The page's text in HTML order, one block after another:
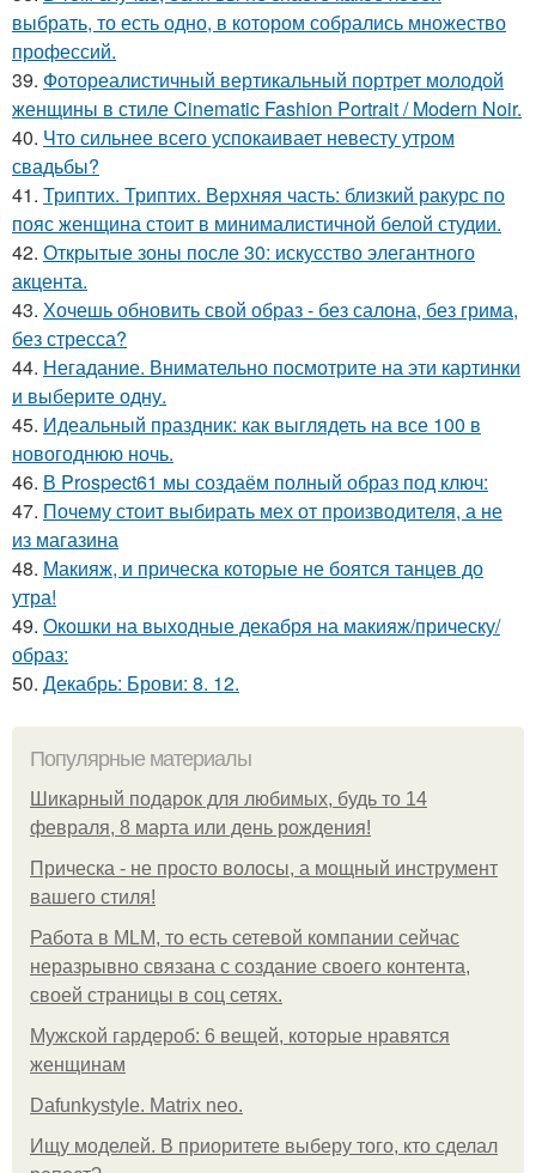
выбрать, то есть одно, в котором собрались множество
профессий.
39. Фотореалистичный вертикальный портрет молодой
женщины в стиле Cinematic Fashion Portrait / Modern Noir.
40. Что сильнее всего успокаивает невесту утром
свадьбы?
41. Триптих. Триптих. Верхняя часть: близкий ракурс по
пояс женщина стоит в минималистичной белой студии.
42. Открытые зоны после 30: искусство элегантного
акцента.
43. Хочешь обновить свой образ - без салона, без грима,
без стресса?
44. Негадание. Внимательно посмотрите на эти картинки
и выберите одну.
45. Идеальный праздник: как выглядеть на все 100 в
новогоднюю ночь.
46. В Prospect61 мы создаём полный образ под ключ:
47. Почему стоит выбирать мех от производителя, а не
из магазина
48. Макияж, и прическа которые не боятся танцев до
утра!
49. Окошки на выходные декабря на макияж/прическу/
образ:
50. Декабрь: Брови: 8. 12.
Популярные материалы
Шикарный подарок для любимых, будь то 14
февраля, 8 марта или день рождения!
Прическа - не просто волосы, а мощный инструмент
вашего стиля!
Работа в MLM, то есть сетевой компании сейчас
неразрывно связана с создание своего контента,
своей страницы в соц сетях.
Мужской гардероб: 6 вещей, которые нравятся
женщинам
Dafunkystyle. Matrix neo.
Ищу моделей. В приоритете выберу того, кто сделал